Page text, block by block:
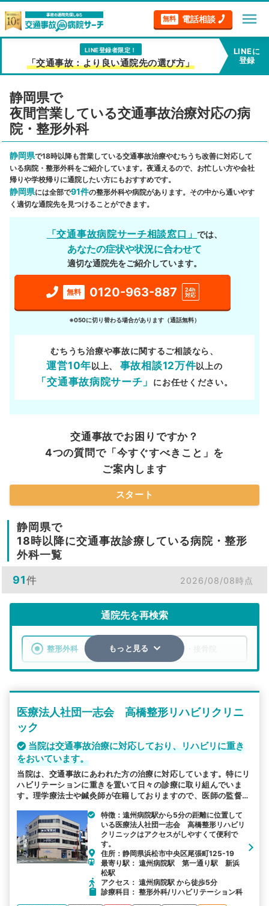
無料 電話相談 menu
LINE登録者限定！
「交通事故：より良い通院先の選び方」
LINEに
登録
静岡県で
夜間営業している交通事故治療対応の病
院・整形外科
静岡県で18時以降も営業している交通事故治療やむちうち改善に対応して
いる病院・整形外科をご紹介しています。夜通えるので、お忙しい方や会社
帰りや学校帰りに通院したい方にもおすすめです。
静岡県には全部で91件の整形外科や病院があります。その中から通いやす
く適切な通院先を見つけることができます。
「交通事故病院サーチ相談窓口」では、
あなたの症状や状況に合わせて
適切な通院先をご紹介しています。
無料 0120-963-887
24h
対応
※050に切り替わる場合があります（通話無料）
むちうち治療や事故に関するご相談なら、
運営10年以上、 事故相談12万件以上の
「交通事故病院サーチ」 にお任せください。
交通事故でお困りですか？
4つの質問で「今すぐすべきこと」を
ご案内します
スタート
静岡県で
18時以降に交通事故診療している病院・整形
外科一覧
91件 2026/08/08時点
通院先を再検索
整形外科 整骨院・接骨院
検索する
詳細条件で絞り込む
その他の検索方法
駅から探す 院名から探す
もっと見る
医療法人社団一志会 高橋整形リハビリクリニ
ック
当院は交通事故治療に対応しており、リハビリに重き
をおいています。
当院は、交通事故にあわれた方の治療に対応しています。特にリ
ハビリテーションに重きを置いて日々の診療に取り組んでいま
す。理学療法士や鍼灸師が在籍しておりますので、医師の監督の
す。リハビリは予約制で、20分または40分の枠でマンツーマン
で対応します。
特徴：遠州病院駅から5分の距離に位置して
いる医療法人社団一志会 高橋整形リハビリ
クリニックはアクセスがしやすくて便利で
す。
住所：静岡県浜松市中央区尾張町125-19
最寄り駅： 遠州病院駅 第一通り駅 新浜
松駅
アクセス： 遠州病院駅 から徒歩5分
診療科目： 整形外科/リハビリテーション科